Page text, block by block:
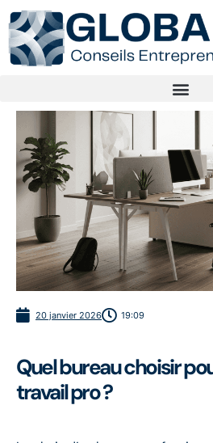
20 janvier 2026 19:09
Quel bureau choisir
travail pro ?